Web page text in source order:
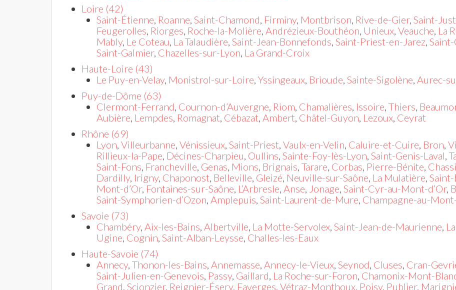
Loire (42)
Saint-Étienne, Roanne, Saint-Chamond, Firminy, Montbrison, Rive-de-Gier, Saint-
Feugerolles, Riorges, Roche-la-Molière, Andrézieux-Bouthéon, Unieux, Veauche, La
Mably, Le Coteau, La Talaudière, Saint-Jean-Bonnefonds, Saint-Priest-en-Jarez,
Saint-Galmier, Chazelles-sur-Lyon, La Grand-Croix
Haute-Loire (43)
Le Puy-en-Velay, Monistrol-sur-Loire, Yssingeaux, Brioude, Sainte-Sigolène, Aurec-
Puy-de-Dôme (63)
Clermont-Ferrand, Cournon-d’Auvergne, Riom, Chamalières, Issoire, Thiers,
Aubière, Lempdes, Romagnat, Cébazat, Ambert, Châtel-Guyon, Lezoux, Ceyrat
Rhône (69)
Lyon, Villeurbanne, Vénissieux, Saint-Priest, Vaulx-en-Velin, Caluire-et-Cuire, Bron,
Rillieux-la-Pape, Décines-Charpieu, Oullins, Sainte-Foy-lès-Lyon, Saint-Genis-Laval,
Saint-Fons, Francheville, Genas, Mions, Brignais, Tarare, Corbas, Pierre-Bénite,
Dardilly, Irigny, Chaponost, Belleville, Gleizé, Neuville-sur-Saône, La Mulatière,
Mont-d’Or, Fontaines-sur-Saône, L’Arbresle, Anse, Jonage, Saint-Cyr-au-Mont-d’Or,
Saint-Symphorien-d’Ozon, Amplepuis, Saint-Laurent-de-Mure, Champagne-au-
Savoie (73)
Chambéry, Aix-les-Bains, Albertville, La Motte-Servolex, Saint-Jean-de-Maurienne,
Ugine, Cognin, Saint-Alban-Leysse, Challes-les-Eaux
Haute-Savoie (74)
Annecy, Thonon-les-Bains, Annemasse, Annecy-le-Vieux, Seynod, Cluses, Cran-
Saint-Julien-en-Genevois, Passy, Gaillard, La Roche-sur-Foron, Chamonix-Mont-
Grand, Scionzier, Reignier-Ésery, Faverges, Vétraz-Monthoux, Poisy, Publier,